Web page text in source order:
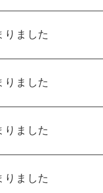
りました
りました
りました
りました